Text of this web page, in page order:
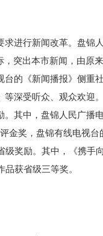
进行新闻改革。盘锦
，突出本市新闻，由原
台的《新闻播报》侧重
等深受听众、观众欢
。其中，盘锦人民广播
金奖，盘锦有线电视
级奖励。其中，《携手
获省级三等奖。